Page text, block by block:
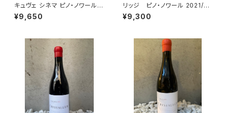
キュヴェ シネマ ピノ・ノワール 2
020/クリスタルム
¥9,650
リッジ ピノ・ノワール 2021/ス
トーム・ワインズ
¥9,300